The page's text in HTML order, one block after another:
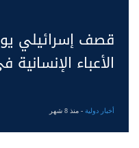
قصف إسرائيلي
الأعباء
أخبار دولية- منذ 8 شهر